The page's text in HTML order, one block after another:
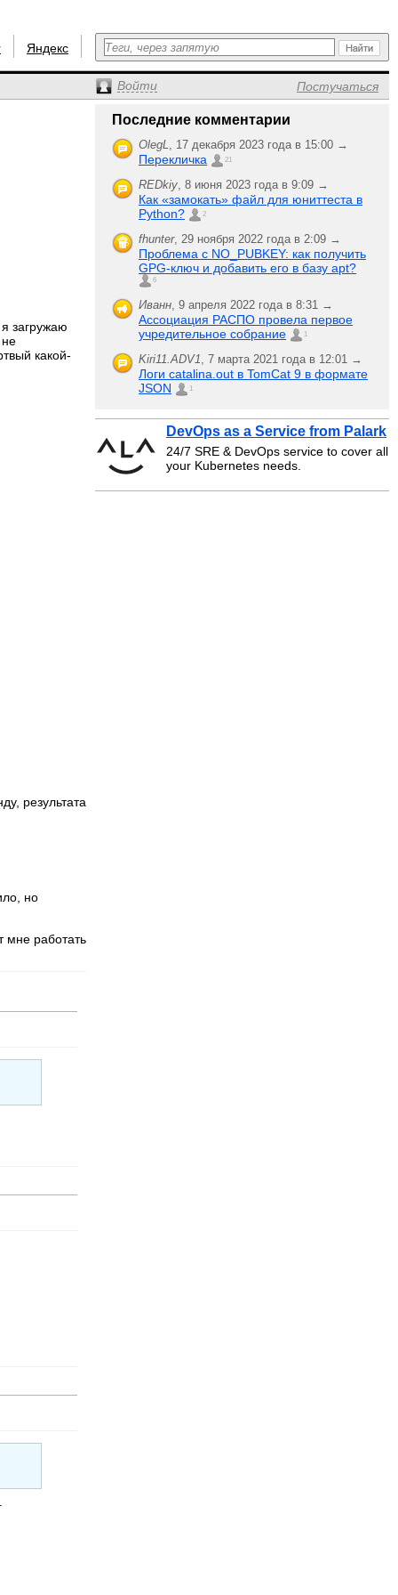
Яндекс
Войти Постучаться
загружаю
какой-
результата
но
мне работать
Последние комментарии
OlegL, 17 декабря 2023 года в 15:00 →
Перекличка 21
REDkiy, 8 июня 2023 года в 9:09 →
Как «замокать» файл для юниттеста в
Python?
2
fhunter, 29 ноября 2022 года в 2:09 →
Проблема с NO_PUBKEY: как получить
GPG-ключ и добавить его в базу apt?
6
Иванн, 9 апреля 2022 года в 8:31 →
Ассоциация РАСПО провела первое
учредительное собрание
1
Kiri11.ADV1, 7 марта 2021 года в 12:01 →
Логи catalina.out в TomCat 9 в формате
JSON
1
DevOps as a Service from Palark
24/7 SRE & DevOps service to cover all
your Kubernetes needs.